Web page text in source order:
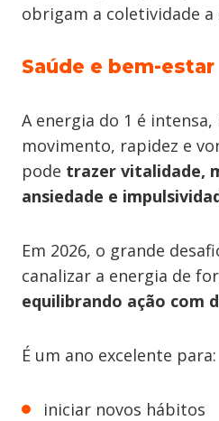
obrigam a coletividade a
Saúde e bem-estar
A energia do 1 é
movimento, rapidez e
pode trazer vitalidade,
ansiedade e
Em 2026, o grande
canalizar a energia de
equilibrando ação com
É um ano excelente para:
iniciar novos hábitos